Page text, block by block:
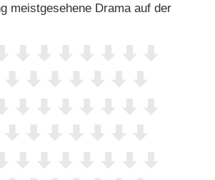
meistgesehene Drama auf der